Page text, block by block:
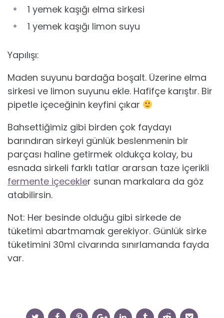
1 yemek kaşığı elma sirkesi
1 yemek kaşığı limon suyu
Yapılışı:
Maden suyunu bardağa boşalt. Üzerine elma
sirkesi ve limon suyunu ekle. Hafifçe karıştır. Bir
pipetle içeceğinin keyfini çıkar
Bahsettiğimiz gibi birden çok faydayı
barındıran sirkeyi günlük beslenmenin bir
parçası haline getirmek oldukça kolay, bu
esnada sirkeli farklı tatlar ararsan taze içerikli
fermente içecekler sunan markalara da göz
atabilirsin.
Not: Her besinde olduğu gibi sirkede de
tüketimi abartmamak gerekiyor. Günlük sirke
tüketimini 30ml civarında sınırlamanda fayda
var.